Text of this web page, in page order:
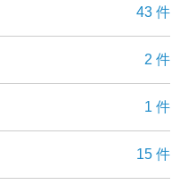
43 件
2 件
1 件
15 件